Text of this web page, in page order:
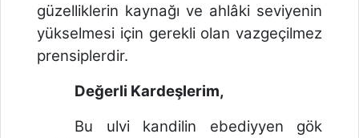
güzelliklerin kaynağı ve ahlâki seviyenin
yükselmesi için gerekli olan vazgeçilmez
prensiplerdir.
Değerli Kardeşlerim,
Bu ulvi kandilin ebediyyen gök